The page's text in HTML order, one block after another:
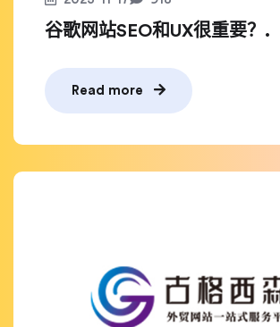
谷歌网站SEO和UX很重要？.
Read more